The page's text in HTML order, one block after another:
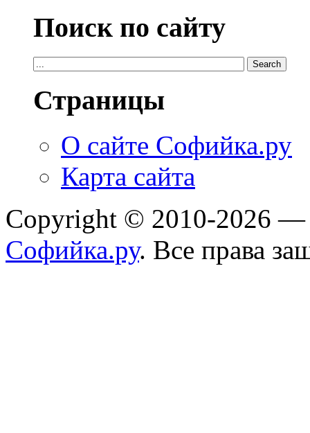
Поиск по сайту
Страницы
О сайте Софийка.ру
Карта сайта
Copyright © 2010-2026
Софийка.ру. Все права